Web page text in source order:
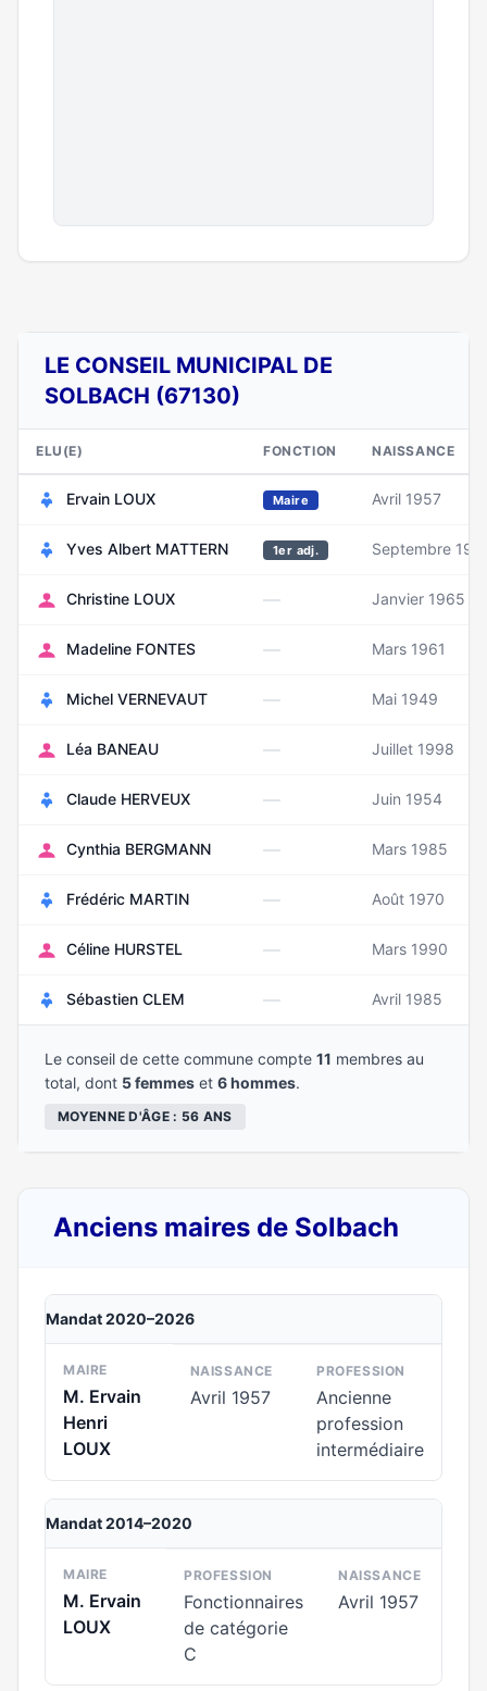
LE CONSEIL MUNICIPAL DE
SOLBACH (67130)
ELU(E) FONCTION NAISSANCE
Ervain LOUX Maire Avril 1957
Yves Albert MATTERN 1er adj. Septembre
Christine LOUX — Janvier 1965
Madeline FONTES — Mars 1961
Michel VERNEVAUT — Mai 1949
Léa BANEAU — Juillet 1998
Claude HERVEUX — Juin 1954
Cynthia BERGMANN — Mars 1985
Frédéric MARTIN — Août 1970
Céline HURSTEL — Mars 1990
Sébastien CLEM — Avril 1985
Le conseil de cette commune compte 11 membres au
total, dont 5 femmes et 6 hommes.
MOYENNE D'ÂGE : 56 ANS
Anciens maires de Solbach
Mandat 2020–2026
MAIRE
M. Ervain
Henri
LOUX
NAISSANCE
Avril 1957
PROFESSION
Ancienne
profession
intermédiaire
Mandat 2014–2020
MAIRE
M. Ervain
LOUX
PROFESSION
Fonctionnaires
de catégorie
C
NAISSANCE
Avril 1957